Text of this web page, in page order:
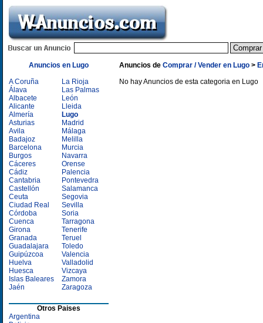
Anuncios en Lugo
A Coruña
Álava
Albacete
Alicante
Almería
Asturias
Avila
Badajoz
Barcelona
Burgos
Cáceres
Cádiz
Cantabria
Castellón
Ceuta
Ciudad Real
Córdoba
Cuenca
Girona
Granada
Guadalajara
Guipúzcoa
Huelva
Huesca
Islas Baleares
Jaén
La Rioja
Las Palmas
León
Lleida
Lugo
Madrid
Málaga
Melilla
Murcia
Navarra
Orense
Palencia
Pontevedra
Salamanca
Segovia
Sevilla
Soria
Tarragona
Tenerife
Teruel
Toledo
Valencia
Valladolid
Vizcaya
Zamora
Zaragoza
Otros Paises
Argentina
Anuncios de Comprar / Vender en Lugo >
No hay Anuncios de esta categoria en Lugo